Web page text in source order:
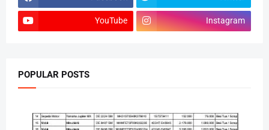
YouTube Instagram
POPULAR POSTS